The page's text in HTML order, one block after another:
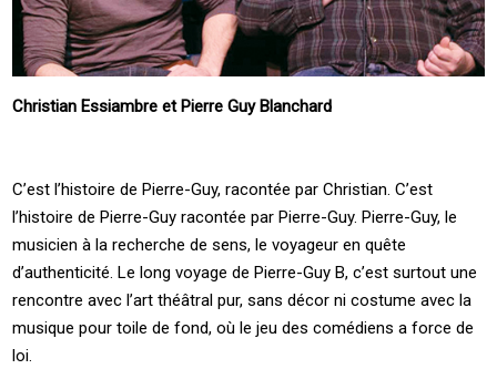
Christian Essiambre et Pierre Guy Blanchard
C’est l’histoire de Pierre-Guy, racontée par Christian. C’est
l’histoire de Pierre-Guy racontée par Pierre-Guy. Pierre-Guy, le
musicien à la recherche de sens, le voyageur en quête
d’authenticité. Le long voyage de Pierre-Guy B, c’est surtout une
rencontre avec l’art théâtral pur, sans décor ni costume avec la
musique pour toile de fond, où le jeu des comédiens a force de
loi.